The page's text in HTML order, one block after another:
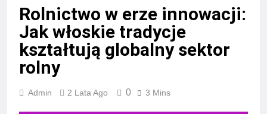
Rolnictwo w erze innowacji:
Jak włoskie tradycje
kształtują globalny sektor
rolny
Admin 2 Lata Ago 0 3 Mins